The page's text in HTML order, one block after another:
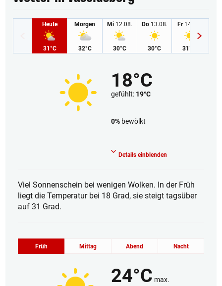
Heute
31°C
Morgen
32°C
Mi 12.08.
30°C
Do13.08.
30°C
Fr14.08.
31°C
18°C
gefühlt: 19°C
0% bewölkt
Details einblenden
Viel Sonnenschein bei wenigen Wolken. In der Früh
liegt die Temperatur bei 18 Grad, sie steigt tagsüber
auf 31 Grad.
Früh Mittag Abend Nacht
24°Cmax.